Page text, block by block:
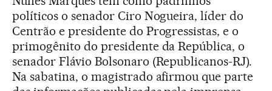
políticos o senador Ciro Nogueira, líder do
Centrão e presidente do Progressistas, e o
primogênito do presidente da República, o
senador Flávio Bolsonaro (Republicanos-RJ).
Na sabatina, o magistrado afirmou que parte